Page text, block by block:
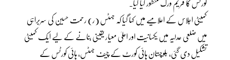
کمیٹی اجلاس کے اعلامیے میں کہا گیا کہ جسٹس (ر) رحمت حسین کی سربراہی
میں ضلعی عدلیہ میں یکسانیت اور اعلیٰ معیار یقینی بنانے کے لیے ایک کمیٹی
تشکیل دی گئی، بلوچستان ہائی کورٹ کے چیف جسٹس، ہائی کورٹس کے